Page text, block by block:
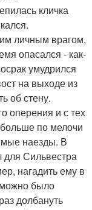
кличка
личным врагом,
опасался - как-
умудрился
на выходе из
об стену.
оперения и с тех
больше по мелочи
наезды. В
для Сильвестра
нагадить ему в
можно было
долбануть